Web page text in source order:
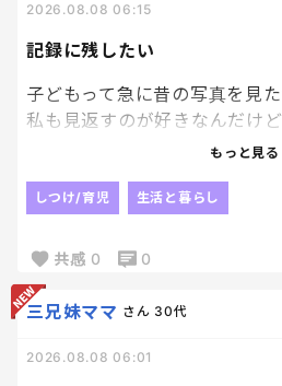
記録に残したい
2026.08.08 06:15
子どもって急に昔の写真を見
私も見返すのが好きなんだけ
緒に見ることになる。笑
一緒に見返してると、こんな
愛おしさ増してすごくいい時
んだよね〜☺️
ね！
もっと見る
しつけ/育児 生活と暮らし
共感 0 0
三兄妹ママ さん 30代
2026.08.08 06:01